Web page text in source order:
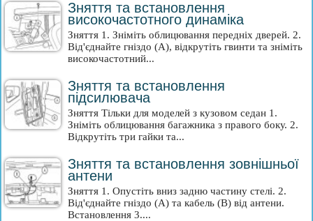
Зняття та встановлення
високочастотного динаміка
Зняття 1. Зніміть облицювання передніх дверей. 2.
Від'єднайте гніздо (А), відкрутіть гвинти та зніміть
високочастотний...
Зняття та встановлення
підсилювача
Зняття Тільки для моделей з кузовом седан 1.
Зніміть облицювання багажника з правого боку. 2.
Відкрутіть три гайки та...
Зняття та встановлення зовнішньої
антени
Зняття 1. Опустіть вниз задню частину стелі. 2.
Від'єднайте гніздо (А) та кабель (В) від антени.
Встановлення 3....